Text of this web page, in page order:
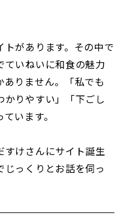
があります。その中で
ていねいに和食の魅力
りません。「私でも
りやすい」「下ごし
います。
すけさんにサイト誕生
っくりとお話を伺っ